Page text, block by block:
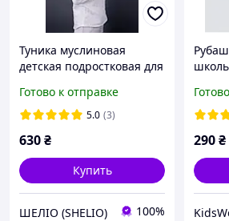
Туника муслиновая
детская подростковая для
рукавами и капюшоном
летняя пляжная рубашка
Готово к отправке
5.0 (3)
630₴
Купить
ШЕЛІО (SHELIO) 100%
290₴